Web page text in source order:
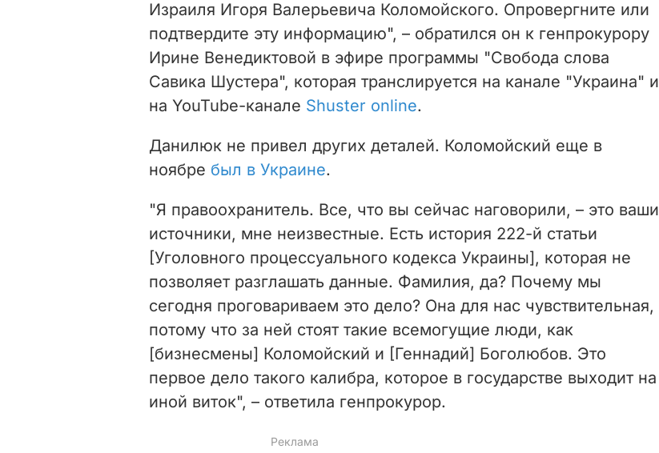
d
e
o
Израиля Игоря Валерьевича Коломойского. Опровергните или
подтвердите эту информацию", – обратился он к генпрокурору
Ирине Венедиктовой в эфире программы "Свобода слова
Савика Шустера", которая транслируется на канале "Украина" и
на YouTube-канале Shuster online.
Данилюк не привел других деталей. Коломойский еще в
ноябре был в Украине.
"Я правоохранитель. Все, что вы сейчас наговорили, – это ваши
источники, мне неизвестные. Есть история 222-й статьи
[Уголовного процессуального кодекса Украины], которая не
позволяет разглашать данные. Фамилия, да? Почему мы
сегодня проговариваем это дело? Она для нас чувствительная,
потому что за ней стоят такие всемогущие люди, как
[бизнесмены] Коломойский и [Геннадий] Боголюбов. Это
первое дело такого калибра, которое в государстве выходит на
иной виток", – ответила генпрокурор.